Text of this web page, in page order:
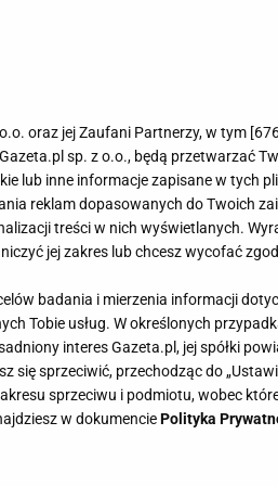
oraz jej Zaufani Partnerzy, w tym [
sp. z o.o., będą przetwarzać
lub inne informacje zapisane w tych
reklam dopasowanych do Twoich
treści w nich wyświetlanych.
jej zakres lub chcesz wycofać
badania i mierzenia informacji
Tobie usług. W określonych
interes Gazeta.pl, jej spółki
się sprzeciwić, przechodząc do
sprzeciwu i podmiotu, wobec
w dokumenciePolityka